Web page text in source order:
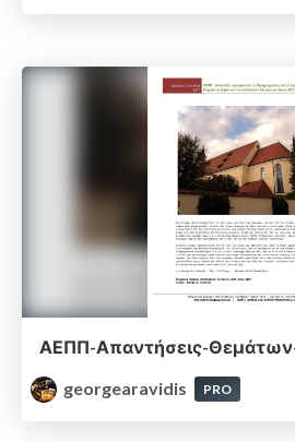
georgearavidis
PRO